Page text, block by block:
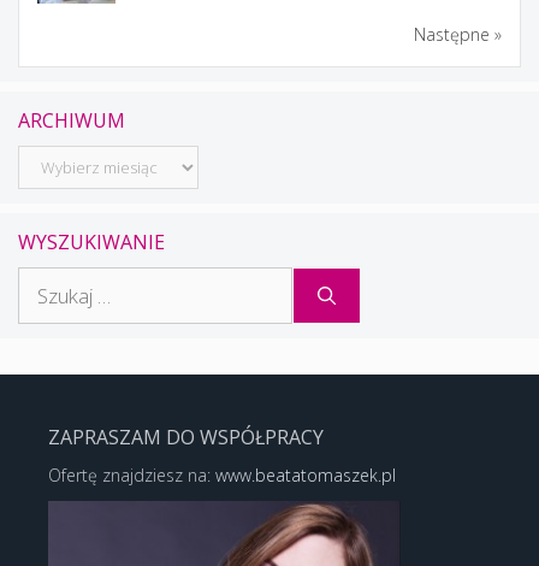
Następne »
ARCHIWUM
Archiwum
WYSZUKIWANIE
ZAPRASZAM DO WSPÓŁPRACY
Ofertę znajdziesz na: www.beatatomaszek.pl